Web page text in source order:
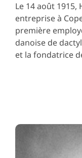
Le 14 août
entreprise à
première
danoise de
et la fondatrice